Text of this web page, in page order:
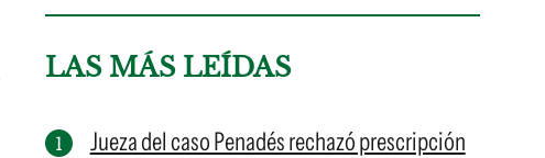
LAS MÁS LEÍDAS
Jueza del caso Penadés rechazó prescripción